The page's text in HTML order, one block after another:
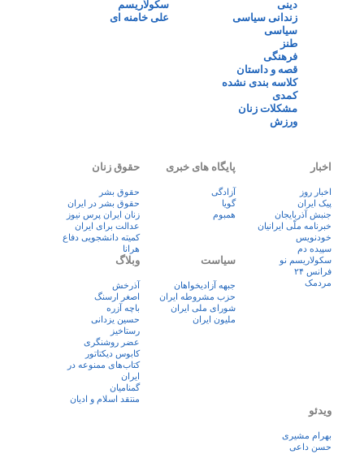
دینی
زندانی سیاسی
سیاسی
طنز
فرهنگی
قصه و داستان
کلاسه بندی نشده
کمدی
مشکلات زنان
ورزش
سکولاریسم
علی خامنه ای
اخبار
اخبار روز
پيک ايران
جنبش آذربایجان
خبرنامه ملّی ایرانیان
خودنویس
سپیده دم
سکولاریسم نو
فرانس ۲۴
مردمک
پایگاه های خبری
آزادگی
گویا
همبوم
حقوق زنان
حقوق بشر
حقوق بشر در ایران
زنان ايران پرس نيوز
عدالت برای ایران
کمیته دانشجویی دفاع
هرانا
سیاست
جبهه آزادیخواهان
حزب مشروطه ایران
شورای ملی ایران
ملیون ایران
وبلاگ
آذرخش
اصغر ارسنگ
باچه آزره
حسین یزدانی
رستاخیز
عضر روشنگری
کابوس دیکتاتور
کتاب‌های ممنوعه در
ایران
گمنامیان
منتقد اسلام و ادیان
ویدئو
بهرام مشیری
حسن داعی